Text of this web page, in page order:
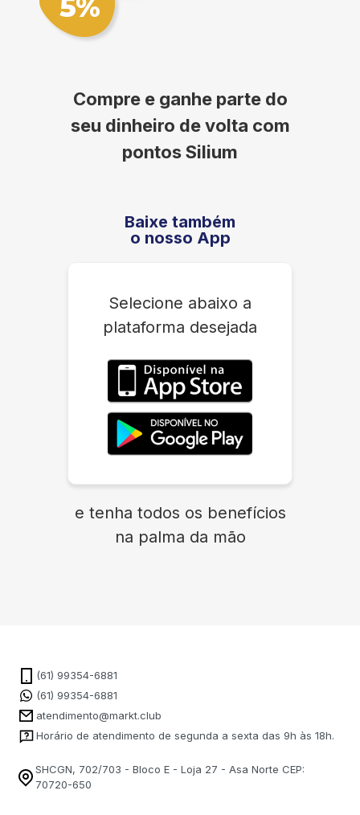
Compre e ganhe parte do
seu dinheiro de volta com
pontos Silium
Baixe também
o nosso App
e tenha todos os benefícios
na palma da mão
Selecione abaixo a
plataforma desejada
(61) 99354-6881
(61) 99354-6881
atendimento@markt.club
Horário de atendimento de segunda a sexta das 9h às 18h.
SHCGN, 702/703 - Bloco E - Loja 27 - Asa Norte CEP:
70720-650